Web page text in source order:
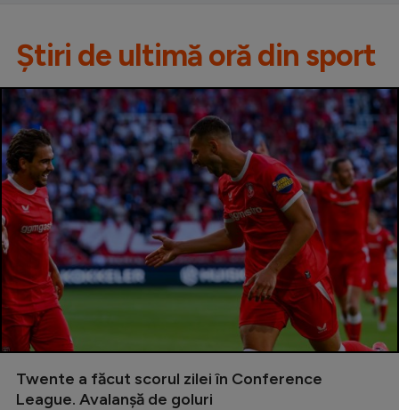
Știri de ultimă oră din sport
Twente a făcut scorul zilei în Conference
League. Avalanșă de goluri